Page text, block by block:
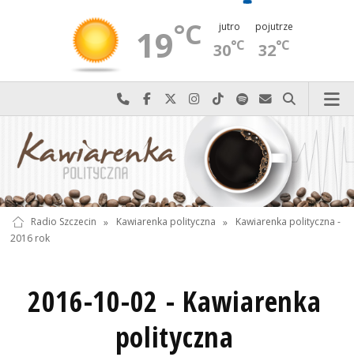
19°C jutro
30°C
pojutrze
32°C
Najlepiej po prostu do nas zadzwoń
Odwiedź nas na Facebook-u
Odwiedź nas na X
Odwiedź nas na Instagram-ie
Odwiedź nas na TikTok-u
Szukaj nas na Spotify
Wyślij do nas
Szukaj
Radio Szczecin » Kawiarenka polityczna »
Kawiarenka polityczna -
2016 rok
2016-10-02 - Kawiarenka
polityczna